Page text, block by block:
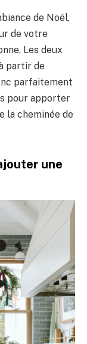
de Noël,
de votre
Les deux
partir de
parfaitement
pour apporter
la cheminée de
une